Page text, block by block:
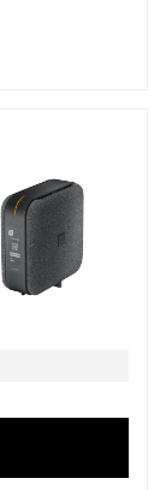
Sans engagement